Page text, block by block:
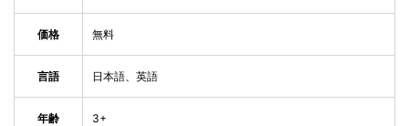
価格 無料
言語 日本語、英語
年齢 3+